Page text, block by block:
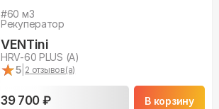
#60 м3
Рекуператор
VENTini
HRV-60 PLUS (A)
★
★5 2 отзывов(а)
39 700 ₽ В корзину